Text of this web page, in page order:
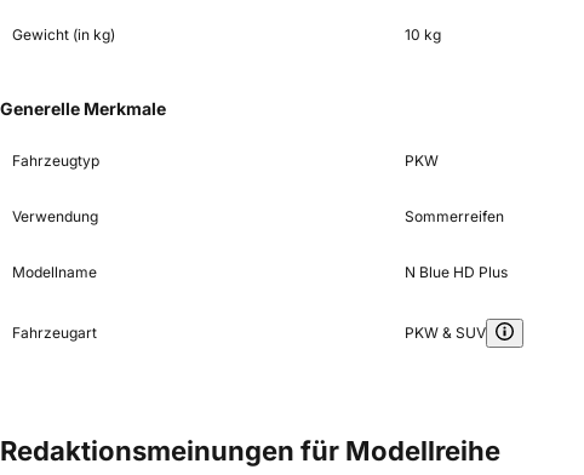
Gewicht (in kg) 10 kg
Generelle Merkmale
Fahrzeugtyp PKW
Verwendung Sommerreifen
Modellname N Blue HD Plus
Fahrzeugart PKW & SUV
Redaktionsmeinungen für Modellreihe